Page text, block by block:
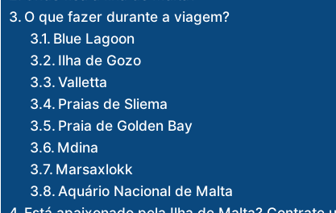
O que fazer durante a viagem?
Blue Lagoon
Ilha de Gozo
Valletta
Praias de Sliema
Praia de Golden Bay
Mdina
Marsaxlokk
Aquário Nacional de Malta